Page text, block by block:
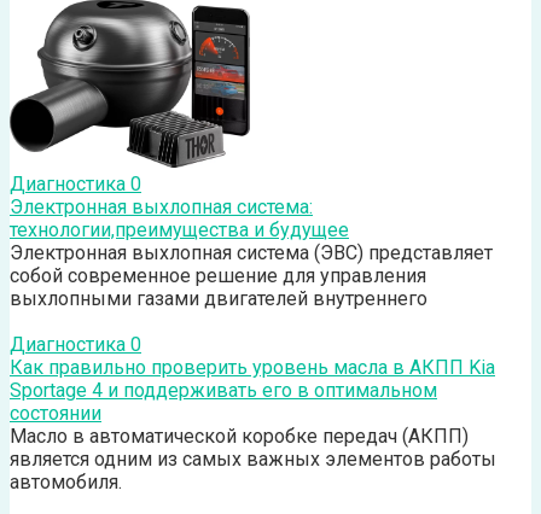
Диагностика 0
Электронная выхлопная система:
технологии,преимущества и будущее
Электронная выхлопная система (ЭВС) представляет
собой современное решение для управления
выхлопными газами двигателей внутреннего
Диагностика 0
Как правильно проверить уровень масла в АКПП Kia
Sportage 4 и поддерживать его в оптимальном
состоянии
Масло в автоматической коробке передач (АКПП)
является одним из самых важных элементов работы
автомобиля.